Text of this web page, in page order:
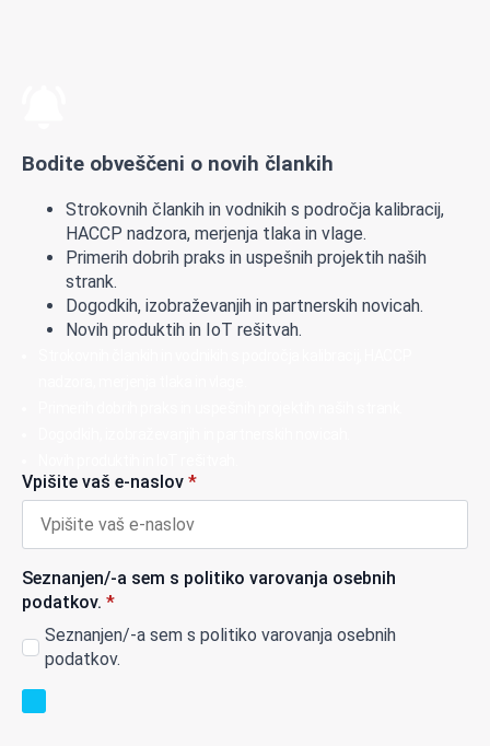
Bodite obveščeni o novih člankih
Strokovnih člankih in vodnikih s področja kalibracij,
HACCP nadzora, merjenja tlaka in vlage.
Primerih dobrih praks in uspešnih projektih naših
strank.
Dogodkih, izobraževanjih in partnerskih novicah.
Novih produktih in IoT rešitvah.
Vpišite vaš e-naslov *
Seznanjen/-a sem s politiko varovanja osebnih
podatkov. *
Seznanjen/-a sem s politiko varovanja osebnih
podatkov.